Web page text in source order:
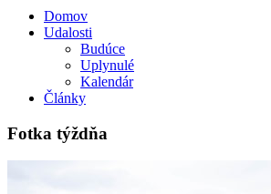
Domov
Udalosti
Budúce
Uplynulé
Kalendár
Články
Fotka týždňa